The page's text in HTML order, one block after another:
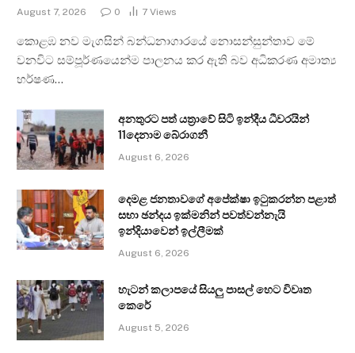
August 7, 2026 0 7 Views
කොළඹ නව මැගසින් බන්ධනාගාරයේ නොසන්සුන්තාව මේ
වනවිට සම්පූර්ණයෙන්ම පාලනය කර ඇති බව අධිකරණ අමාත්‍ය
හර්ෂණ…
අනතුරට පත් යත්‍රාවේ සිටි ඉන්දීය ධීවරයින්
11දෙනාම බේරාගනී
August 6, 2026
දෙමළ ජනතාවගේ අපේක්ෂා ඉටුකරන්න පළාත්
සභා ඡන්දය ඉක්මනින් පවත්වන්නැයි
ඉන්දියාවෙන් ඉල්ලීමක්
August 6, 2026
හැටන් කලාපයේ සියලු පාසල් හෙට විවෘත
කෙරේ
August 5, 2026